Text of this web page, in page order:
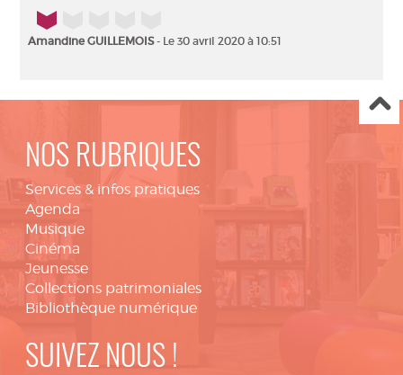
1/5
Amandine GUILLEMOIS- Le 30 avril 2020 à 10:51
NOS RUBRIQUES
Services & infos pratiques
Agenda
Musique
Cinéma
Jeunesse
Collections patrimoniales
Bibliothèque numérique
SUIVEZ NOUS !